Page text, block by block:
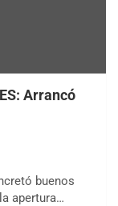
Arrancó
buenos
apertura…